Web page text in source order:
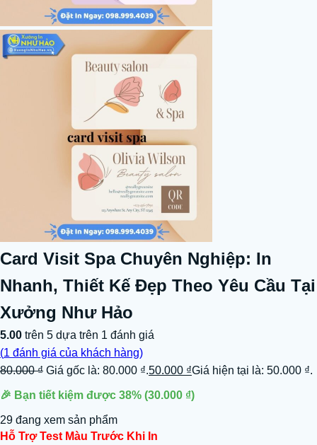
Card Visit Spa Chuyên Nghiệp: In
Nhanh, Thiết Kế Đẹp Theo Yêu Cầu Tại
Xưởng Như Hảo
5.00 trên 5 dựa trên 1 đánh giá
(1 đánh giá của khách hàng)
80.000₫ Giá gốc là: 80.000 ₫.50.000 ₫Giá hiện tại là: 50.000 ₫.
🎉 Bạn tiết kiệm được 38% (30.000 ₫)
29 đang xem sản phẩm
Hỗ Trợ Test Màu Trước Khi In